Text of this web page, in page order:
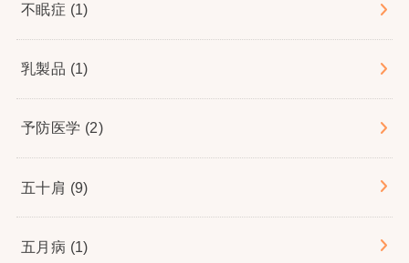
不眠症 (1)
乳製品 (1)
予防医学 (2)
五十肩 (9)
五月病 (1)